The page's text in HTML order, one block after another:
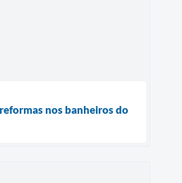
nos banheiros do